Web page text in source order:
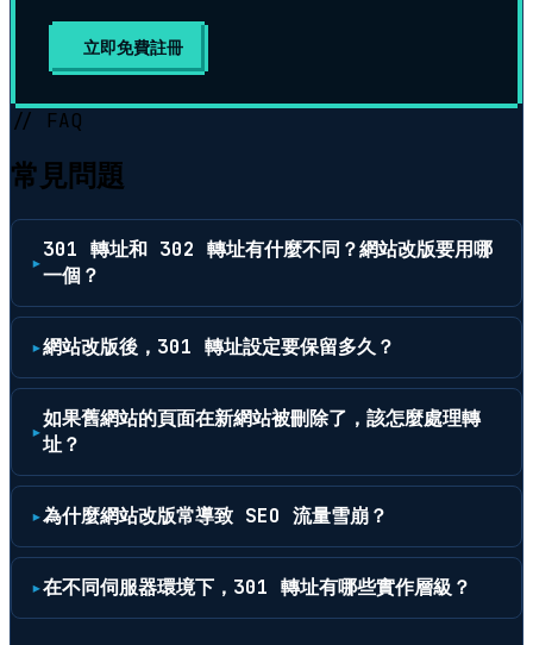
立即免費註冊
// FAQ
常見問題
301 轉址和 302 轉址有什麼不同？網站改版要用哪
一個？
網站改版後，301 轉址設定要保留多久？
如果舊網站的頁面在新網站被刪除了，該怎麼處理轉
址？
為什麼網站改版常導致 SEO 流量雪崩？
在不同伺服器環境下，301 轉址有哪些實作層級？